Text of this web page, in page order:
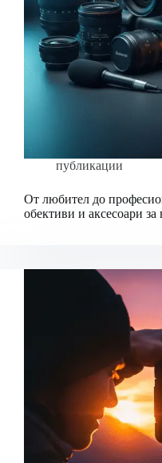
публикации
От любител до
обективи и аксесоари за